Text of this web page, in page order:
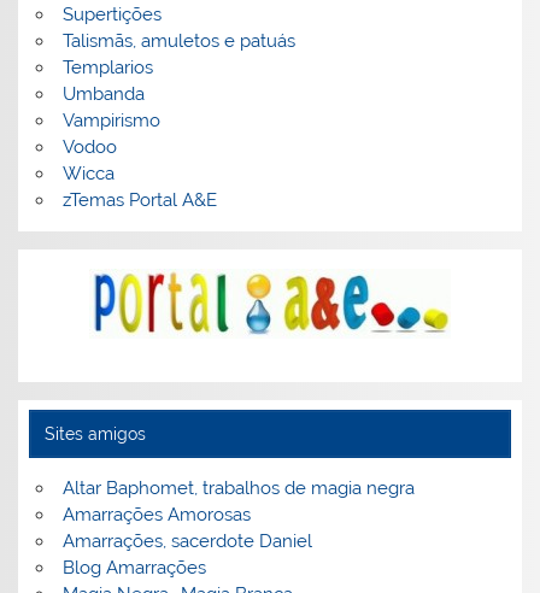
Supertições
Talismãs, amuletos e patuás
Templarios
Umbanda
Vampirismo
Vodoo
Wicca
zTemas Portal A&E
Sites amigos
Altar Baphomet, trabalhos de magia negra
Amarrações Amorosas
Amarrações, sacerdote Daniel
Blog Amarrações